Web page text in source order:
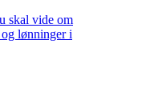
skal vide om
lønninger i